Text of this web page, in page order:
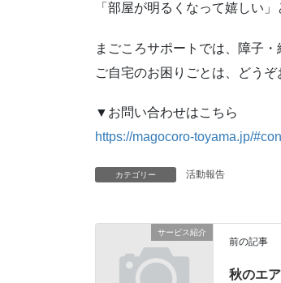
「部屋が明るくなって嬉しい
まごころサポートでは、障子
ご自宅のお困りごとは、どうぞ
▼お問い合わせはこちら
https://magocoro-toyama.jp/
カテゴリー 活動報告
サービス紹介
前の記事
秋のエ